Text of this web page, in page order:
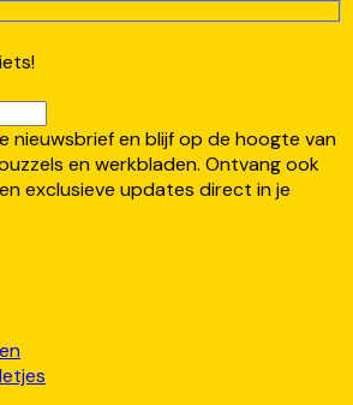
nieuwsbrief en blijf op de hoogte van
en werkbladen. Ontvang ook
exclusieve updates direct in je